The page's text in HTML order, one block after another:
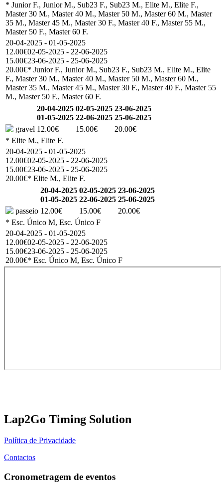
* Junior F., Junior M., Sub23 F., Sub23 M., Elite M., Elite F.,
Master 30 M., Master 40 M., Master 50 M., Master 60 M., Master
35 M., Master 45 M., Master 30 F., Master 40 F., Master 55 M.,
Master 50 F., Master 60 F.
20-04-2025 - 01-05-2025
12.00€02-05-2025 - 22-06-2025
15.00€23-06-2025 - 25-06-2025
20.00€* Junior F., Junior M., Sub23 F., Sub23 M., Elite M., Elite
F., Master 30 M., Master 40 M., Master 50 M., Master 60 M.,
Master 35 M., Master 45 M., Master 30 F., Master 40 F., Master 55
M., Master 50 F., Master 60 F.
20-04-2025
01-05-2025
02-05-2025
22-06-2025
23-06-2025
25-06-2025
gravel 12.00€ 15.00€
20.00€
* Elite M., Elite F.
20-04-2025 - 01-05-2025
12.00€02-05-2025 - 22-06-2025
15.00€23-06-2025 - 25-06-2025
20.00€* Elite M., Elite F.
20-04-2025
01-05-2025
02-05-2025
22-06-2025
23-06-2025
25-06-2025
passeio 12.00€ 15.00€
20.00€
* Esc. Único M, Esc. Único F
20-04-2025 - 01-05-2025
12.00€02-05-2025 - 22-06-2025
15.00€23-06-2025 - 25-06-2025
20.00€* Esc. Único M, Esc. Único F
Lap2Go Timing Solution
Política de Privacidade
Contactos
Cronometragem de eventos